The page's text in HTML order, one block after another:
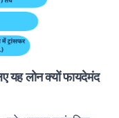
लोन क्यों फायदेमंद